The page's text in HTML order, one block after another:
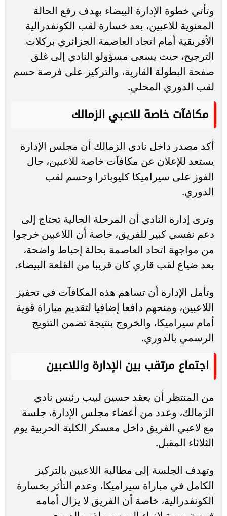
وتأتي خطوة الإدارة البيضاء بهدف رفع الحالة
المعنوية للاعبين، بعد خسارة لقب الكونفدرالية
الأفريقية أمام اتحاد العاصمة الجزائري بركلات
الترجيح، حيث يسعى مسؤولو النادي إلى غلق
صفحة البطولة القارية، والتركيز على فرصة حسم
لقب الدوري المحلي.
مكافآت خاصة للاعبي الزمالك
أكد مصدر داخل نادي الزمالك أن مجلس الإدارة
يستعد للإعلان عن مكافآت خاصة للاعبين، حال
الفوز على سيراميكا كليوباترا وحسم لقب
الدوري.
وترى إدارة النادي أن المرحلة الحالية تحتاج إلى
دعم نفسي كبير للفريق، خاصة أن اللاعبين خرجوا
من مواجهة اتحاد العاصمة بحالة إحباط واضحة،
بعد ضياع لقب قاري كان قريبا من القلعة البيضاء.
وتأمل الإدارة أن تساهم هذه المكافآت في تحفيز
اللاعبين، ومنحهم دافعا إضافيا لتقديم مباراة قوية
أمام سيراميكا، والخروج بنتيجة تضمن التتويج
الرسمي بالدوري.
اجتماع مرتقب بين الإدارة واللاعبين
من المنتظر أن يعقد حسين لبيب رئيس نادي
الزمالك، وعدد من أعضاء مجلس الإدارة، جلسة
مع لاعبي الفريق داخل معسكر الكلية الحربية يوم
الثلاثاء المقبل.
وتهدف الجلسة إلى مطالبة اللاعبين بالتركيز
الكامل في مباراة سيراميكا، وعدم التأثر بخسارة
الكونفدرالية، خاصة أن الفريق لا يزال أمامه